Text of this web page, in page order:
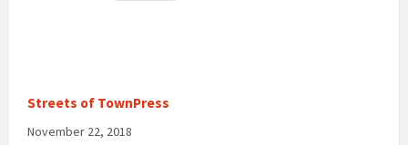
Streets of TownPress
November 22, 2018